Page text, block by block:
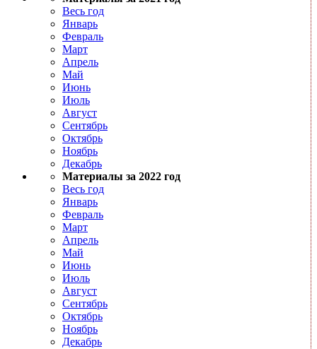
Весь год
Январь
Февраль
Март
Апрель
Май
Июнь
Июль
Август
Сентябрь
Октябрь
Ноябрь
Декабрь
Материалы за 2022 год
Весь год
Январь
Февраль
Март
Апрель
Май
Июнь
Июль
Август
Сентябрь
Октябрь
Ноябрь
Декабрь